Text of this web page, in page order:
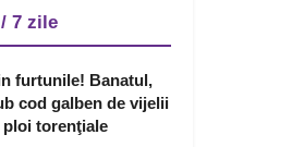
/ 7 zile
furtunile! Banatul,
cod galben de vijelii
ploi torenţiale